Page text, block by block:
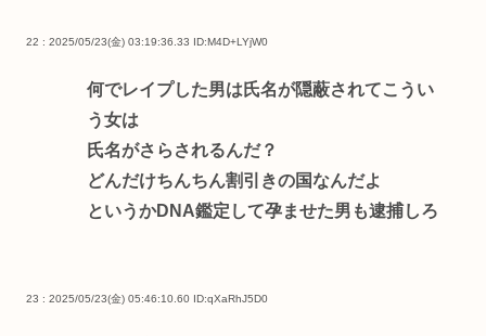
22 : 2025/05/23(金) 03:19:36.33 ID:M4D+LYjW0
何でレイプした男は氏名が隠蔽されてこうい
う女は
氏名がさらされるんだ？
どんだけちんちん割引きの国なんだよ
というかDNA鑑定して孕ませた男も逮捕しろ
23 : 2025/05/23(金) 05:46:10.60 ID:qXaRhJ5D0